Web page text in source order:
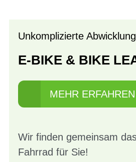
Unkomplizierte Abwicklung
E-BIKE & BIKE
MEHR ERFAHREN
Wir finden gemeinsam
Fahrrad für Sie!